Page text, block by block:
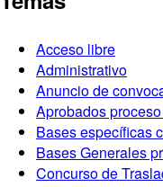
Acceso libre
Administrativo
Anuncio de
Aprobados
Bases específicas
Bases Generales
Concurso de